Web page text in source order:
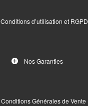
Conditions d’utilisation et RGPD
Nos Garanties
Conditions Générales de Vente